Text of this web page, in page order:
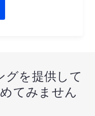
グを提供して
てみません